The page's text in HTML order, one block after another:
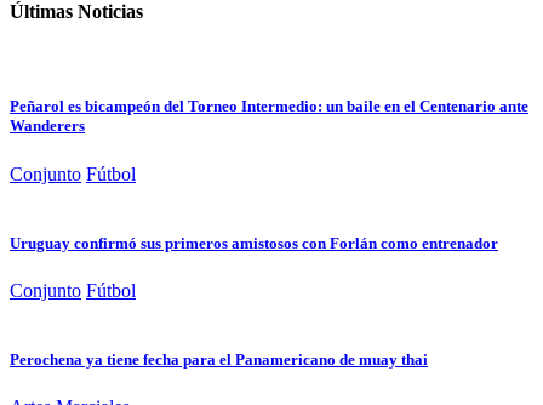
Últimas Noticias
Peñarol es bicampeón del Torneo Intermedio: un baile en el Centenario ante
Wanderers
Conjunto Fútbol
Uruguay confirmó sus primeros amistosos con Forlán como entrenador
Conjunto Fútbol
Perochena ya tiene fecha para el Panamericano de muay thai